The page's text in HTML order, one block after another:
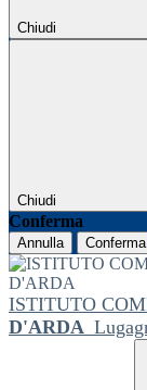
Chiudi
Chiudi
Conferma
Annulla Conferma
ISTITUTO
D'ARDA